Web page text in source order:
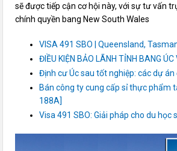
sẽ được tiếp cận cơ hội này, với sự tư vấn
chính quyền bang New South Wales
VISA 491 SBO | Queensland,
ĐIỀU KIỆN BẢO LÃNH TỈNH BANG
Định cư Úc sau tốt nghiệp: các dự
Bán công ty cung cấp sỉ thực phẩm
188A]
Visa 491 SBO: Giải pháp cho du học